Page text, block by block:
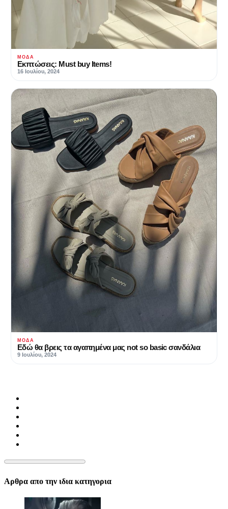
ΜΌΔΑ
Εκπτώσεις: Must buy Items!
16 Ιουλίου, 2024
ΜΌΔΑ
Εδώ θα βρεις τα αγαπημένα μας not so basic σανδάλια
9 Ιουλίου, 2024
Αρθρα απο την ιδια κατηγορια